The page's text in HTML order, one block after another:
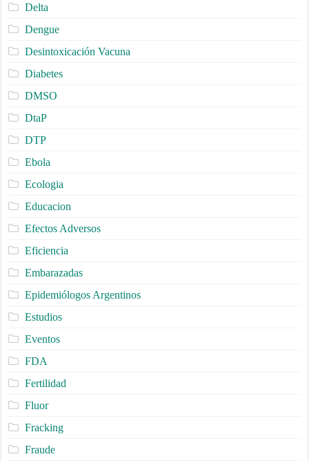
Delta
Dengue
Desintoxicación Vacuna
Diabetes
DMSO
DtaP
DTP
Ebola
Ecologia
Educacion
Efectos Adversos
Eficiencia
Embarazadas
Epidemiólogos Argentinos
Estudios
Eventos
FDA
Fertilidad
Fluor
Fracking
Fraude